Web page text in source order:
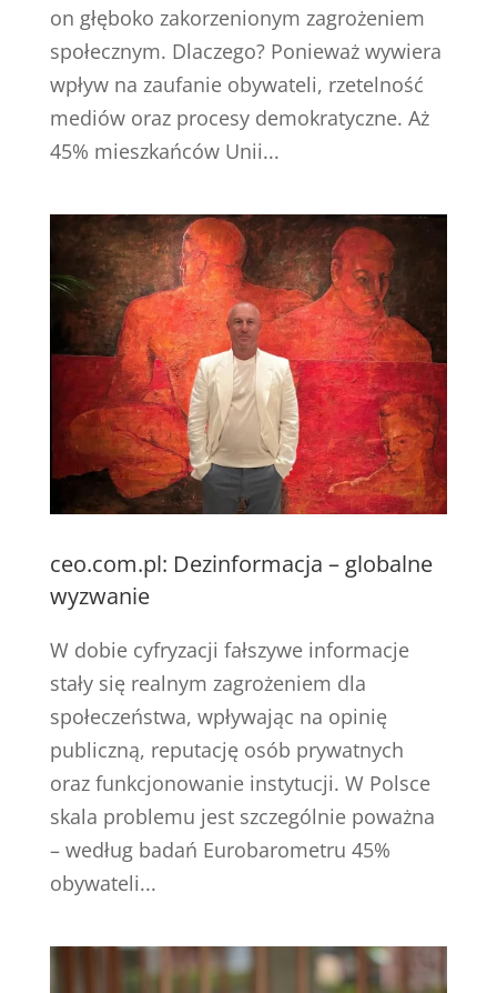
on głęboko zakorzenionym zagrożeniem
społecznym. Dlaczego? Ponieważ wywiera
wpływ na zaufanie obywateli, rzetelność
mediów oraz procesy demokratyczne. Aż
45% mieszkańców Unii...
ceo.com.pl: Dezinformacja – globalne
wyzwanie
W dobie cyfryzacji fałszywe informacje
stały się realnym zagrożeniem dla
społeczeństwa, wpływając na opinię
publiczną, reputację osób prywatnych
oraz funkcjonowanie instytucji. W Polsce
skala problemu jest szczególnie poważna
– według badań Eurobarometru 45%
obywateli...